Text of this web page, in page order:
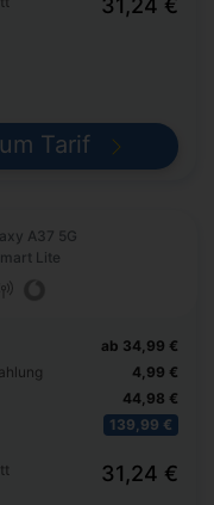
31,24 €
Tarif
A37 5G
Lite
ab 34,99 €
4,99 €
44,98 €
139,99 €
31,24 €